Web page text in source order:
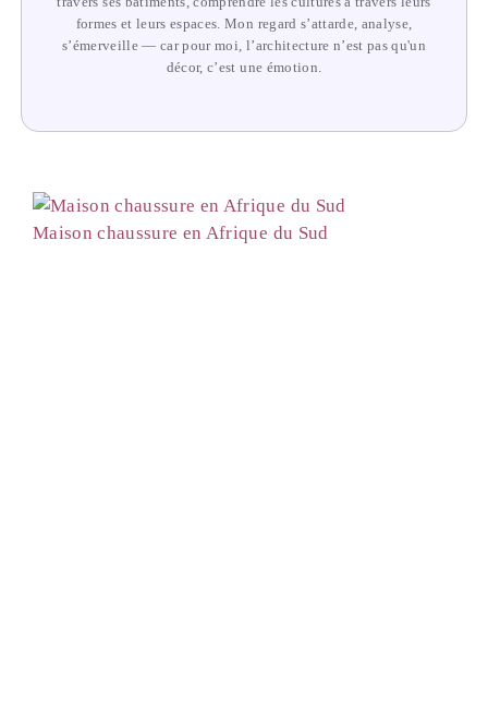
formes et leurs espaces. Mon regard s’attarde, analyse,
s’émerveille — car pour moi, l’architecture n’est pas qu'un
décor, c’est une émotion.
Maison chaussure en Afrique du Sud